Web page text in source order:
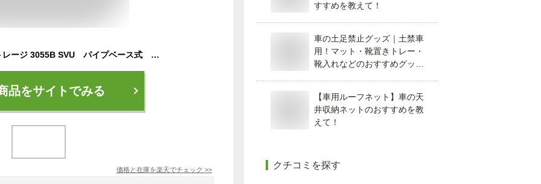
南栄工業 マルチストレージ 3055B SVU パイプベース式 大型パイプ車庫 法人様限定
品をサイトでみる
価格と在庫を楽天でチェック >>
すすめを教えて！
車の土足禁止グッズ｜土禁車
用！マット・靴置きトレー・
靴入れなどのおすすめグッズ
【車用ルーフネット】車の天
井収納ネットのおすすめを教
えて！
クチコミを探す